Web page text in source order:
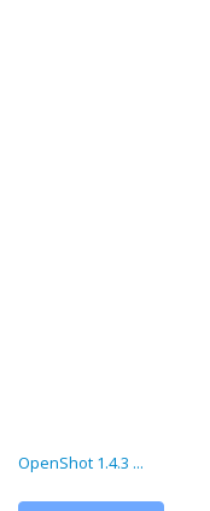
OpenShot 1.4.3 ...